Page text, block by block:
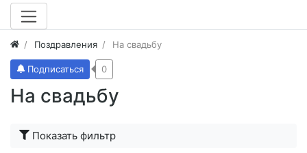
Поздравления На свадьбу
На свадьбу
Подписаться 0
Показать фильтр